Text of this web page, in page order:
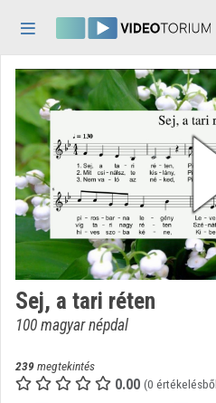
Kezdőlap
Bejelentkezés
Felfedezés
Kategóriák
Lejátszási listák
Intézmények
Közreműködők
Sej, a tari réten
100 magyar népdal
239megtekintés
0.00 (0